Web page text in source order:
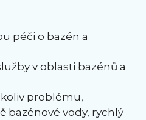
péči o bazén a
v oblasti bazénů a
problému,
bazénové vody, rychlý